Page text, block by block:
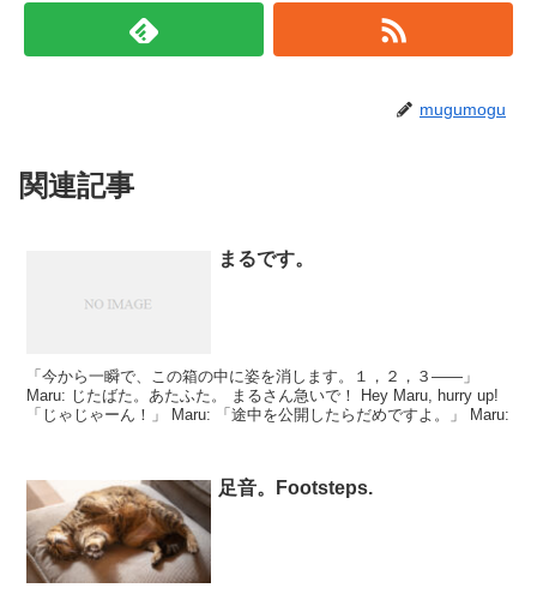
mugumogu
関連記事
まるです。
「今から一瞬で、この箱の中に姿を消します。１，２，３――」
Maru: じたばた。あたふた。 まるさん急いで！ Hey Maru, hurry up!
「じゃじゃーん！」 Maru: 「途中を公開したらだめですよ。」 Maru:
足音。Footsteps.